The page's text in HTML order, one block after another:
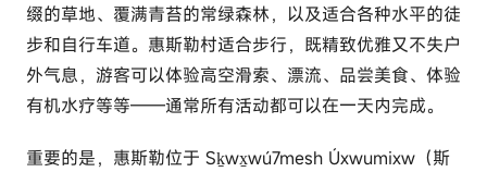
缀的草地、覆满青苔的常绿森林，以及适合各种水平的徒
步和自行车道。惠斯勒村适合步行，既精致优雅又不失户
外气息，游客可以体验高空滑索、漂流、品尝美食、体验
有机水疗等等——通常所有活动都可以在一天内完成。
重要的是，惠斯勒位于 Sḵwx̱wú7mesh Úxwumixw（斯